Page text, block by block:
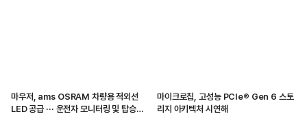
마우저, ams OSRAM 차량용 적외선
LED 공급 ··· 운전자 모니터링 및 탑승자
마이크로칩, 고성능 PCIe® Gen 6 스토
리지 아키텍처 시연해